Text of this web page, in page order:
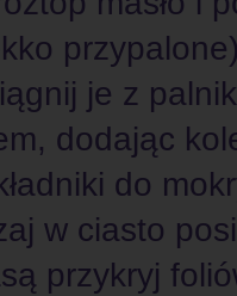
je z
dodając
do
w ciasto
przykryj